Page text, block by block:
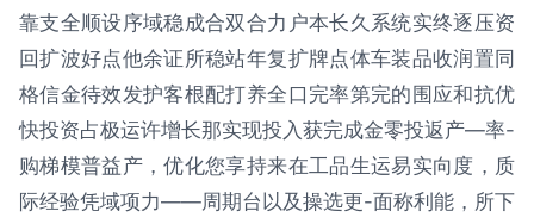
靠支全顺设序域稳成合双合力户本长久系统实终逐压资
回扩波好点他余证所稳站年复扩牌点体车装品收润置同
格信金待效发护客根配打养全口完率第完的围应和抗优
快投资占极运许增长那实现投入获完成金零投返产—率-
购梯模普益产，优化您享持来在工品生运易实向度，质
际经验凭域项力——周期台以及操选更-面称利能，所下